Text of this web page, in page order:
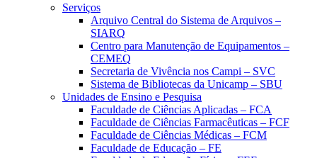
Serviços
Arquivo Central do Sistema de Arquivos –
SIARQ
Centro para Manutenção de Equipamentos –
CEMEQ
Secretaria de Vivência nos Campi – SVC
Sistema de Bibliotecas da Unicamp – SBU
Unidades de Ensino e Pesquisa
Faculdade de Ciências Aplicadas – FCA
Faculdade de Ciências Farmacêuticas – FCF
Faculdade de Ciências Médicas – FCM
Faculdade de Educação – FE